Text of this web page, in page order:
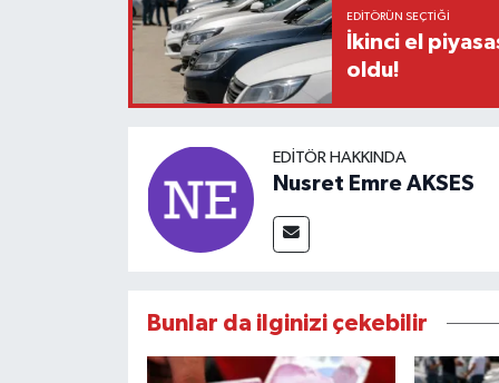
EDITÖRÜN SEÇTIĞI
İkinci el
oldu!
EDITÖR HAKKINDA
Nusret Emre AKSES
Bunlar da ilginizi çekebilir